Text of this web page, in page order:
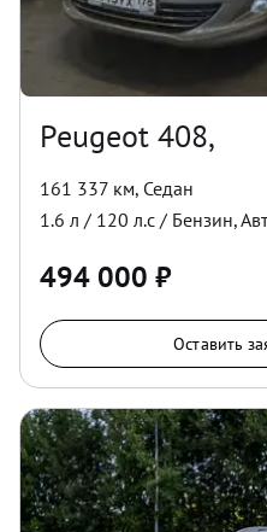
Peugeot 408,
161 337 км, Седан
1.6 л / 120 л.с / Бензин,
494 000 ₽
Оставить